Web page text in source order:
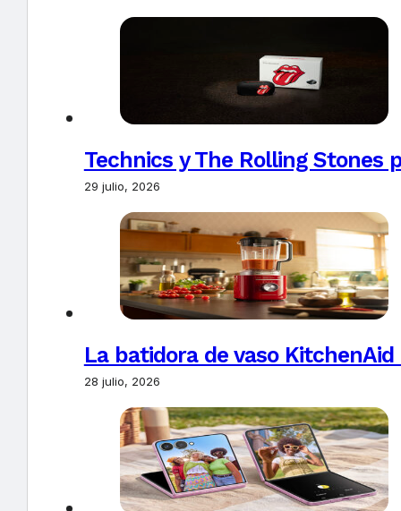
Technics y The Rolling Stones
29 julio, 2026
La batidora de vaso
28 julio, 2026